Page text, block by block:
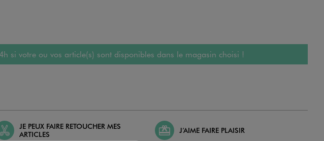
si votre ou vos article(s) sont disponibles dans le magasin choisi !
JE PEUX FAIRE RETOUCHER MES
ARTICLES
J’AIME FAIRE PLAISIR